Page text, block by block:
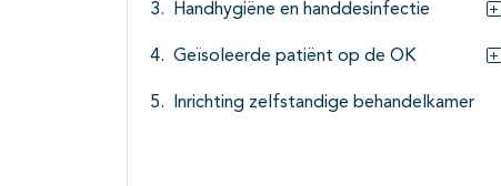
Handhygiëne en handdesinfectie
Geïsoleerde patiënt op de OK
Inrichting zelfstandige behandelkamer